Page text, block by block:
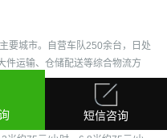
要城市。自营车队250余台，日处
件运输、仓储配送等综合物流方
宜市、高州市、化州市及秦都
货运价格查询，支持城际长途运
短信咨询